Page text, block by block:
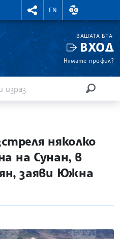
RIGHTMENU.SOCIAL
EN
ВАЛУТНИ
ВАШАТА БТА
ВХОД
Нямате профил?
няколко
на Сунан, в
заяви Южна